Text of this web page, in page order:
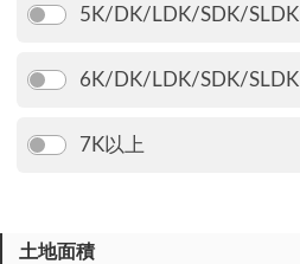
5K/DK/LDK/SDK/SLDK
6K/DK/LDK/SDK/SLDK
7K以上
土地面積